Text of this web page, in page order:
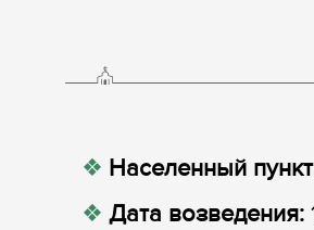
Населенный
Дата возведения: